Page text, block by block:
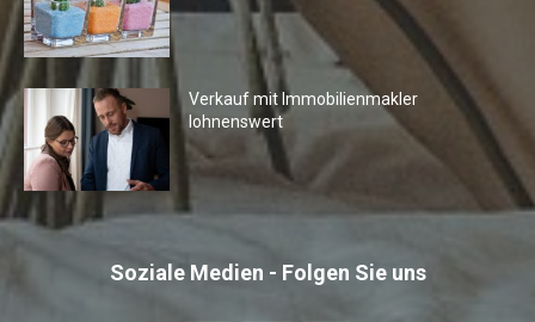
Verkauf mit Immobilienmakler
lohnenswert
Soziale Medien - Folgen Sie uns